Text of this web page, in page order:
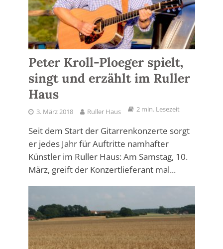
Peter Kroll-Ploeger spielt,
singt und erzählt im Ruller
Haus
3. März 2018 Ruller Haus 2 min. Lesezeit
Seit dem Start der Gitarrenkonzerte sorgt
er jedes Jahr für Auftritte namhafter
Künstler im Ruller Haus: Am Samstag, 10.
März, greift der Konzertlieferant mal...